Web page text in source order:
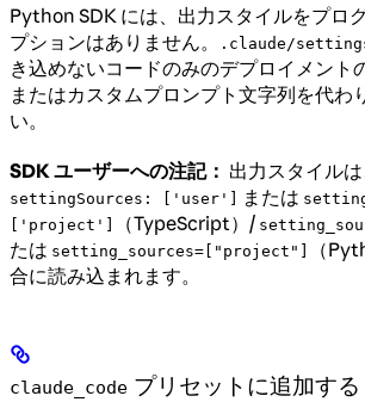
Python SDK には、出力スタイルをプロ
プションはありません。
.claude/
き込めないコードのみのデプロイメント
またはカスタムプロンプト文字列を代わ
い。
SDK ユーザーへの注記： 出力スタイル
settingSources: ['user'] または
['project']
（TypeScript）/
たは setting_sources=["project"]
（
合に読み込まれます。
claude_code プリセットに追加する